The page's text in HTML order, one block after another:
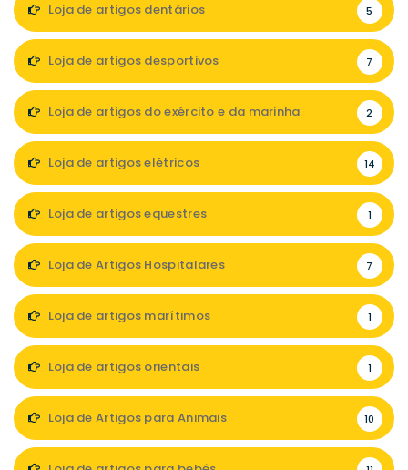
Loja de artigos dentários 5
Loja de artigos desportivos 7
Loja de artigos do exército e da marinha 2
Loja de artigos elétricos 14
Loja de artigos equestres 1
Loja de Artigos Hospitalares 7
Loja de artigos marítimos 1
Loja de artigos orientais 1
Loja de Artigos para Animais 10